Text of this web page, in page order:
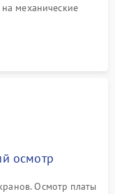
механические
оценки вывода
артефактов на
осмотр
Осмотр платы